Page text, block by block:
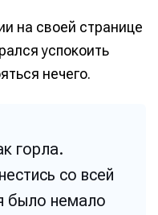
на своей странице
успокоить
нечего.
горла.
со всей
было немало